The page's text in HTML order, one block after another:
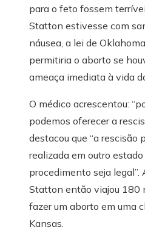
para o feto fossem
Statton estivesse com
náusea, a lei de
permitiria o aborto se
ameaça imediata à vida
O médico acrescentou:
podemos oferecer a
destacou que “a rescisão
realizada em outro
procedimento seja legal”.
Statton então viajou 180
fazer um aborto em uma
Kansas.